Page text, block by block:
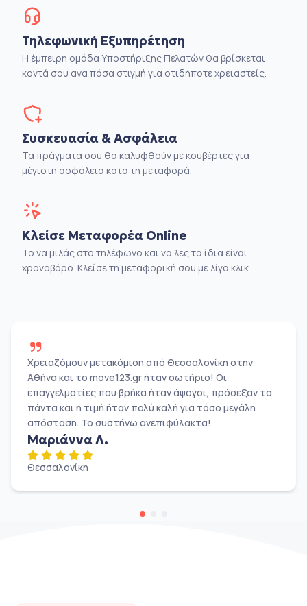
Τηλεφωνική Εξυπηρέτηση
Η έμπειρη ομάδα Υποστήριξης Πελατών θα βρίσκεται
κοντά σου ανα πάσα στιγμή για οτιδήποτε χρειαστείς.
Συσκευασία & Ασφάλεια
Τα πράγματα σου θα καλυφθούν με κουβέρτες για
μέγιστη ασφάλεια κατα τη μεταφορά.
Κλείσε Μεταφορέα Online
Το να μιλάς στο τηλέφωνο και να λες τα ίδια είναι
χρονοβόρο. Κλείσε τη μεταφορική σου με λίγα κλικ.
Χρειαζόμουν μετακόμιση από Θεσσαλονίκη στην
Αθήνα και το move123.gr ήταν σωτήριο! Οι
επαγγελματίες που βρήκα ήταν άψογοι, πρόσεξαν τα
πάντα και η τιμή ήταν πολύ καλή για τόσο μεγάλη
απόσταση. Το συστήνω ανεπιφύλακτα!
Μαριάννα Λ.
Θεσσαλονίκη